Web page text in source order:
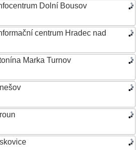
Dolní Bousov
centrum Hradec nad
Marka Turnov